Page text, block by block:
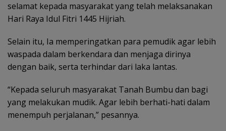
selamat kepada masyarakat yang telah melaksanakan
Hari Raya Idul Fitri 1445 Hijriah.
Selain itu, Ia memperingatkan para pemudik agar lebih
waspada dalam berkendara dan menjaga dirinya
dengan baik, serta terhindar dari laka lantas.
“Kepada seluruh masyarakat Tanah Bumbu dan bagi
yang melakukan mudik. Agar lebih berhati-hati dalam
menempuh perjalanan,” pesannya.